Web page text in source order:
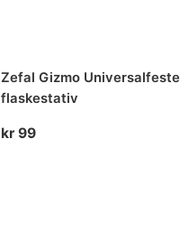
Zefal Gizmo Universalfeste
flaskestativ
kr99